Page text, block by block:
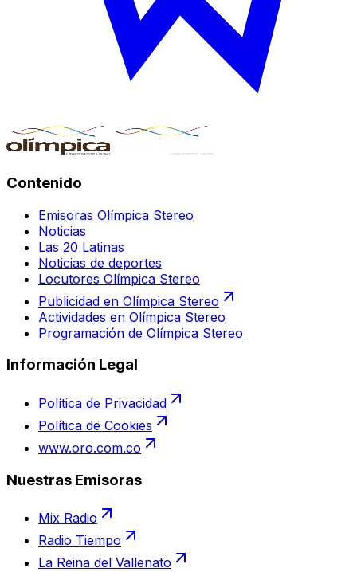
Contenido
Emisoras Olímpica Stereo
Noticias
Las 20 Latinas
Noticias de deportes
Locutores Olímpica Stereo
Publicidad en Olímpica Stereo
Actividades en Olímpica Stereo
Programación de Olímpica Stereo
Información Legal
Política de Privacidad
Política de Cookies
www.oro.com.co
Nuestras Emisoras
Mix Radio
Radio Tiempo
La Reina del Vallenato